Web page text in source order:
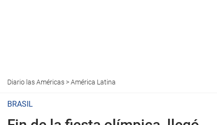
Diario las Américas>América Latina
BRASIL